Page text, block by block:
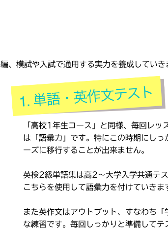
、模試や入試で通用する実力を養成していき
「高校1年生コース」と同様、毎回レ
は「語彙力」です。特にこの時期にし
ーズに移行することが出来ません。
英検2級単語集は高2～大学入学共通テ
こちらを使用して語彙力を付けていきま
また英作文はアウトプット、すなわち
な練習です。毎回しっかりと準備してテ